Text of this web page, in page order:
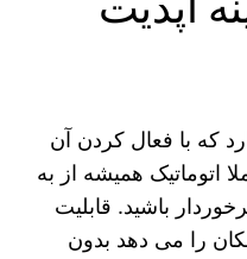
که با فعال کردن آن
اتوماتیک همیشه از به
باشید. قابلیت
را می‌ دهد بدون